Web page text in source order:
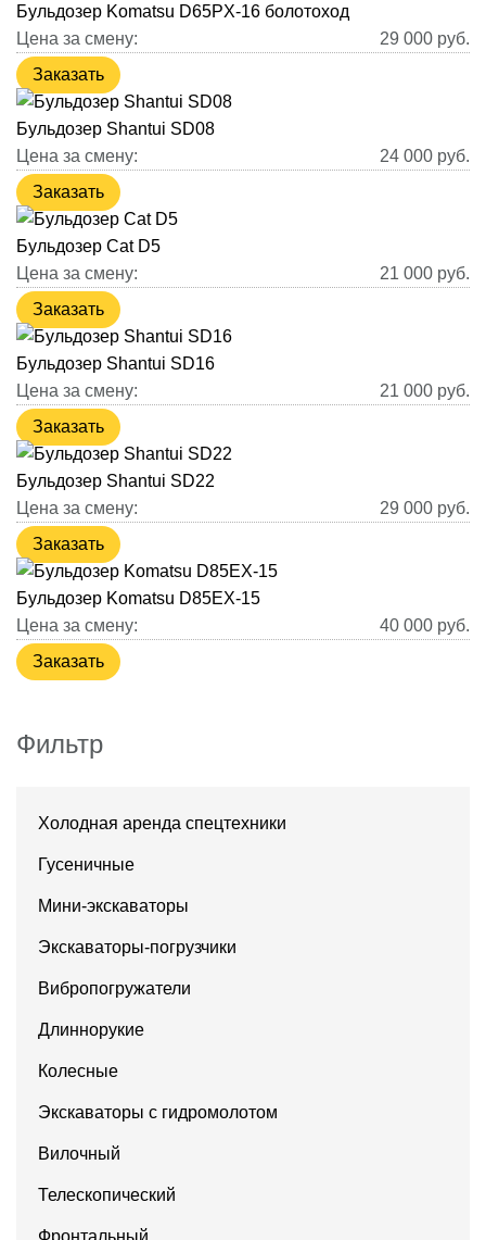
Фильтр
Холодная аренда спецтехники
Гусеничные
Мини-экскаваторы
Экскаваторы-погрузчики
Вибропогружатели
Длиннорукие
Колесные
Экскаваторы с гидромолотом
Вилочный
Телескопический
Фронтальный
Бульдозер Komatsu D65PX-16 болотоход
Цена за смену:
29 000 руб.
Заказать
Бульдозер Shantui SD08
Цена за смену:
24 000 руб.
Заказать
Бульдозер Cat D5
Цена за смену:
21 000 руб.
Заказать
Бульдозер Shantui SD16
Цена за смену:
21 000 руб.
Заказать
Бульдозер Shantui SD22
Цена за смену:
29 000 руб.
Заказать
Бульдозер Komatsu D85EX-15
Цена за смену:
40 000 руб.
Заказать